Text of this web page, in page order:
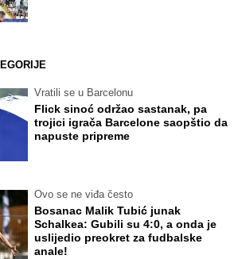
Vratili se u Barcelonu
Flick sinoć održao sastanak, pa
trojici igrača Barcelone saopštio da
napuste pripreme
Ovo se ne viđa često
Bosanac Malik Tubić junak
Schalkea: Gubili su 4:0, a onda je
uslijedio preokret za fudbalske
anale!